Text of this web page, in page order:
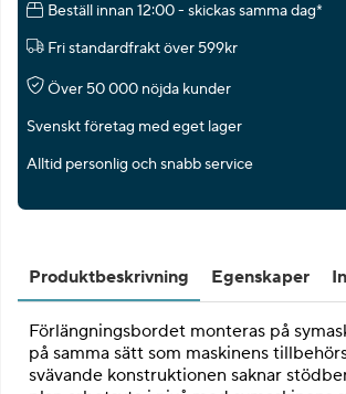
Beställ innan 12:00 - skickas samma dag*
Fri standardfrakt över 599kr
Över 50 000 nöjda kunder
Svenskt företag med eget lager
Alltid personlig och snabb service
Produktbeskrivning Egenskaper
Förlängningsbordet monteras på
på samma sätt som maskinens
svävande konstruktionen saknar